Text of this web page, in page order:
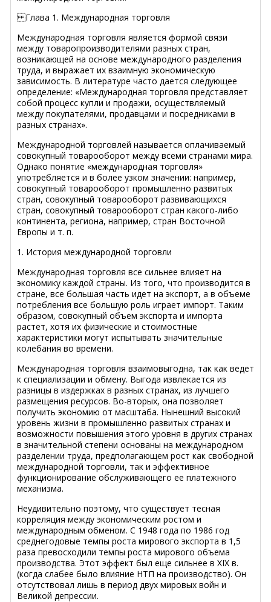
Глава 1. Международная торговля
Международная торговля является формой связи
между товаропроизводителями разных стран,
возникающей на основе международного разделения
труда, и выражает их взаимную экономическую
зависимость. В литературе часто дается следующее
определение: «Международная торговля представляет
собой процесс купли и продажи, осуществляемый
между покупателями, продавцами и посредниками в
разных странах».
Международной торговлей называется оплачиваемый
совокупный товарооборот между всеми странами мира.
Однако понятие «международная торговля»
употребляется и в более узком значении: например,
совокупный товарооборот промышленно развитых
стран, совокупный товарооборот развивающихся
стран, совокупный товарооборот стран какого-либо
континента, региона, например, стран Восточной
Европы и т. п.
1. История международной торговли
Международная торговля все сильнее влияет на
экономику каждой страны. Из того, что производится в
стране, все большая часть идет на экспорт, а в объеме
потребления все большую роль играет импорт. Таким
образом, совокупный объем экспорта и импорта
растет, хотя их физические и стоимостные
характеристики могут испытывать значительные
колебания во времени.
Международная торговля взаимовыгодна, так как ведет
к специализации и обмену. Выгода извлекается из
разницы в издержках в разных странах, из лучшего
размещения ресурсов. Во-вторых, она позволяет
получить экономию от масштаба. Нынешний высокий
уровень жизни в промышленно развитых странах и
возможности повышения этого уровня в других странах
в значительной степени основаны на международном
разделении труда, предполагающем рост как свободной
международной торговли, так и эффективное
функционирование обслуживающего ее платежного
механизма.
Неудивительно поэтому, что существует тесная
корреляция между экономическим ростом и
международным обменом. С 1948 года по 1986 год
среднегодовые темпы роста мирового экспорта в 1,5
раза превосходили темпы роста мирового объема
производства. Этот эффект был еще сильнее в XIX в.
(когда слабее было влияние НТП на производство). Он
отсутствовал лишь в период двух мировых войн и
Великой депрессии.